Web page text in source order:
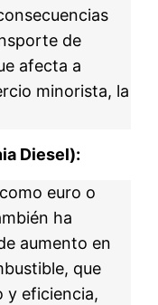
de
afecta a
minorista, la
Diesel):
euro o
ha
aumento en
que
y eficiencia,